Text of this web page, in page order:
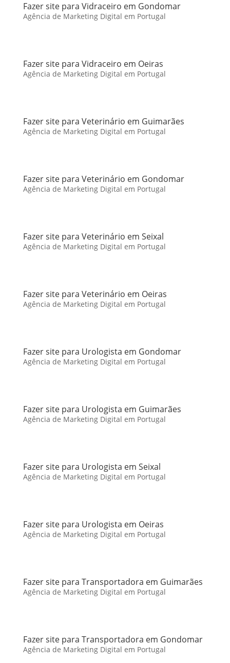
Fazer site para Vidraceiro em Gondomar
Agência de Marketing Digital em Portugal
Fazer site para Vidraceiro em Oeiras
Agência de Marketing Digital em Portugal
Fazer site para Veterinário em Guimarães
Agência de Marketing Digital em Portugal
Fazer site para Veterinário em Gondomar
Agência de Marketing Digital em Portugal
Fazer site para Veterinário em Seixal
Agência de Marketing Digital em Portugal
Fazer site para Veterinário em Oeiras
Agência de Marketing Digital em Portugal
Fazer site para Urologista em Gondomar
Agência de Marketing Digital em Portugal
Fazer site para Urologista em Guimarães
Agência de Marketing Digital em Portugal
Fazer site para Urologista em Seixal
Agência de Marketing Digital em Portugal
Fazer site para Urologista em Oeiras
Agência de Marketing Digital em Portugal
Fazer site para Transportadora em Guimarães
Agência de Marketing Digital em Portugal
Fazer site para Transportadora em Gondomar
Agência de Marketing Digital em Portugal